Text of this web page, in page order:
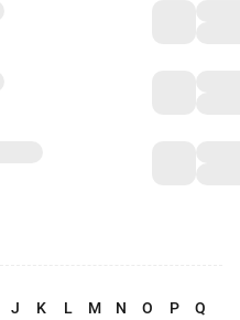
J K L M N O P Q